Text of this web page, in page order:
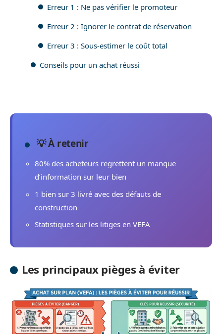
Erreur 1 : Ne pas vérifier le promoteur
Erreur 2 : Ignorer le contrat de réservation
Erreur 3 : Sous-estimer le coût total
Conseils pour un achat réussi
💡 À retenir
80% des acheteurs regrettent un manque
d’information sur leur bien
1 bien sur 3 livré avec des défauts de
construction
Statistiques sur les litiges en VEFA
Les principaux pièges à éviter